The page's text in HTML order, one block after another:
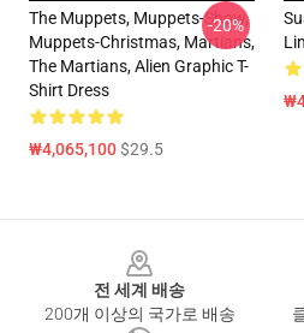
The Muppets, Muppets-Show,
Muppets-Christmas, Martians,
The Martians, Alien Graphic T-
Shirt Dress
₩4,065,100$29.5
-20%
전 세계 배송
200개 이상의 국가로 배송